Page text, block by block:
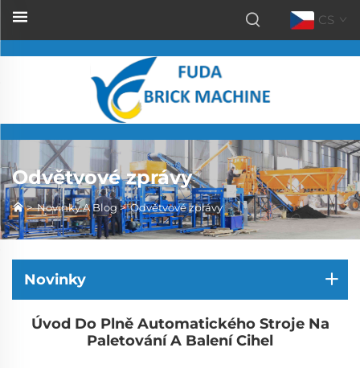
CS
Odvětvové zprávy
>Novinky A Blog>Odvětvové zprávy
Novinky
Úvod Do Plně Automatického Stroje Na
Paletování A Balení Cihel